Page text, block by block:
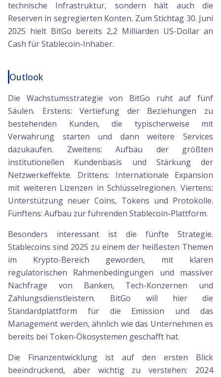
technische Infrastruktur, sondern hält auch die
Reserven in segregierten Konten. Zum Stichtag 30. Juni
2025 hielt BitGo bereits 2,2 Milliarden US-Dollar an
Cash für Stablecoin-Inhaber.
Outlook
Die Wachstumsstrategie von BitGo ruht auf fünf
Säulen. Erstens: Vertiefung der Beziehungen zu
bestehenden Kunden, die typischerweise mit
Verwahrung starten und dann weitere Services
dazukaufen. Zweitens: Aufbau der größten
institutionellen Kundenbasis und Stärkung der
Netzwerkeffekte. Drittens: Internationale Expansion
mit weiteren Lizenzen in Schlüsselregionen. Viertens:
Unterstützung neuer Coins, Tokens und Protokolle.
Fünftens: Aufbau zur führenden Stablecoin-Plattform.
Besonders interessant ist die fünfte Strategie.
Stablecoins sind 2025 zu einem der heißesten Themen
im Krypto-Bereich geworden, mit klaren
regulatorischen Rahmenbedingungen und massiver
Nachfrage von Banken, Tech-Konzernen und
Zahlungsdienstleistern. BitGo will hier die
Standardplattform für die Emission und das
Management werden, ähnlich wie das Unternehmen es
bereits bei Token-Ökosystemen geschafft hat.
Die Finanzentwicklung ist auf den ersten Blick
beeindruckend, aber wichtig zu verstehen: 2024